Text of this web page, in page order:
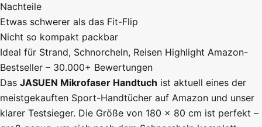
Nachteile
Etwas schwerer als das Fit-Flip
Nicht so kompakt packbar
Ideal für Strand, Schnorcheln, Reisen Highlight Amazon-
Bestseller – 30.000+ Bewertungen
Das JASUEN Mikrofaser Handtuch ist aktuell eines der
meistgekauften Sport-Handtücher auf Amazon und unser
klarer Testsieger. Die Größe von 180 × 80 cm ist perfekt –